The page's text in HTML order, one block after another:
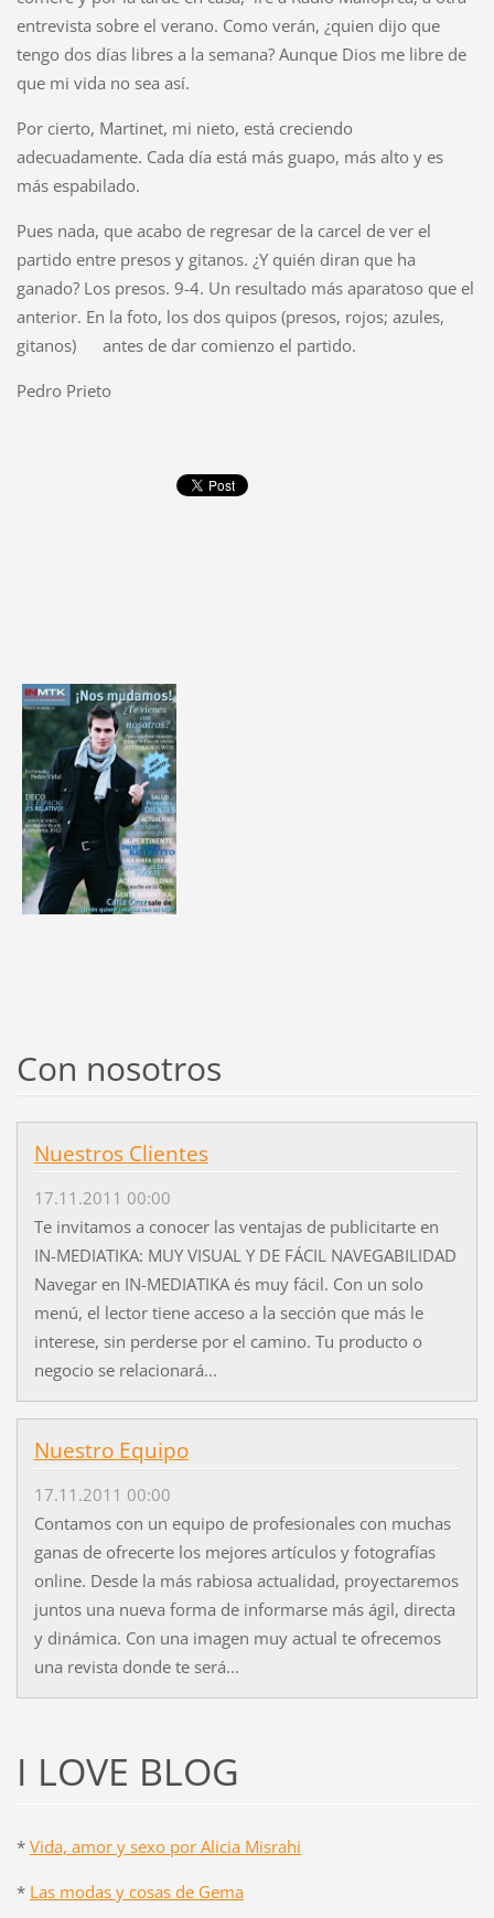
entrevista sobre el verano. Como verán, ¿quien dijo que
tengo dos días libres a la semana? Aunque Dios me libre de
que mi vida no sea así.
Por cierto, Martinet, mi nieto, está creciendo
adecuadamente. Cada día está más guapo, más alto y es
más espabilado.
Pues nada, que acabo de regresar de la carcel de ver el
partido entre presos y gitanos. ¿Y quién diran que ha
ganado? Los presos. 9-4. Un resultado más aparatoso que el
anterior. En la foto, los dos quipos (presos, rojos; azules,
gitanos)
antes de dar comienzo el partido.
Pedro Prieto
Con nosotros
Nuestros Clientes
17.11.2011 00:00
Te invitamos a conocer las ventajas de publicitarte en
IN-MEDIATIKA: MUY VISUAL Y DE FÁCIL NAVEGABILIDAD
Navegar en IN-MEDIATIKA és muy fácil. Con un solo
menú, el lector tiene acceso a la sección que más le
interese, sin perderse por el camino. Tu producto o
negocio se relacionará...
Nuestro Equipo
17.11.2011 00:00
Contamos con un equipo de profesionales con muchas
ganas de ofrecerte los mejores artículos y fotografías
online. Desde la más rabiosa actualidad, proyectaremos
juntos una nueva forma de informarse más ágil, directa
y dinámica. Con una imagen muy actual te ofrecemos
una revista donde te será...
I LOVE BLOG
* Vida, amor y sexo por Alicia Misrahi
* Las modas y cosas de Gema